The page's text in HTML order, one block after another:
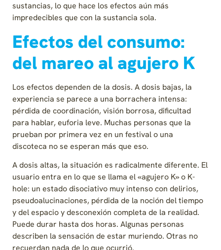
sustancias, lo que hace los efectos aún más
impredecibles que con la sustancia sola.
Efectos del consumo:
del mareo al agujero K
Los efectos dependen de la dosis. A dosis bajas, la
experiencia se parece a una borrachera intensa:
pérdida de coordinación, visión borrosa, dificultad
para hablar, euforia leve. Muchas personas que la
prueban por primera vez en un festival o una
discoteca no se esperan más que eso.
A dosis altas, la situación es radicalmente diferente. El
usuario entra en lo que se llama el «agujero K» o K-
hole: un estado disociativo muy intenso con delirios,
pseudoalucinaciones, pérdida de la noción del tiempo
y del espacio y desconexión completa de la realidad.
Puede durar hasta dos horas. Algunas personas
describen la sensación de estar muriendo. Otras no
recuerdan nada de lo que ocurrió.